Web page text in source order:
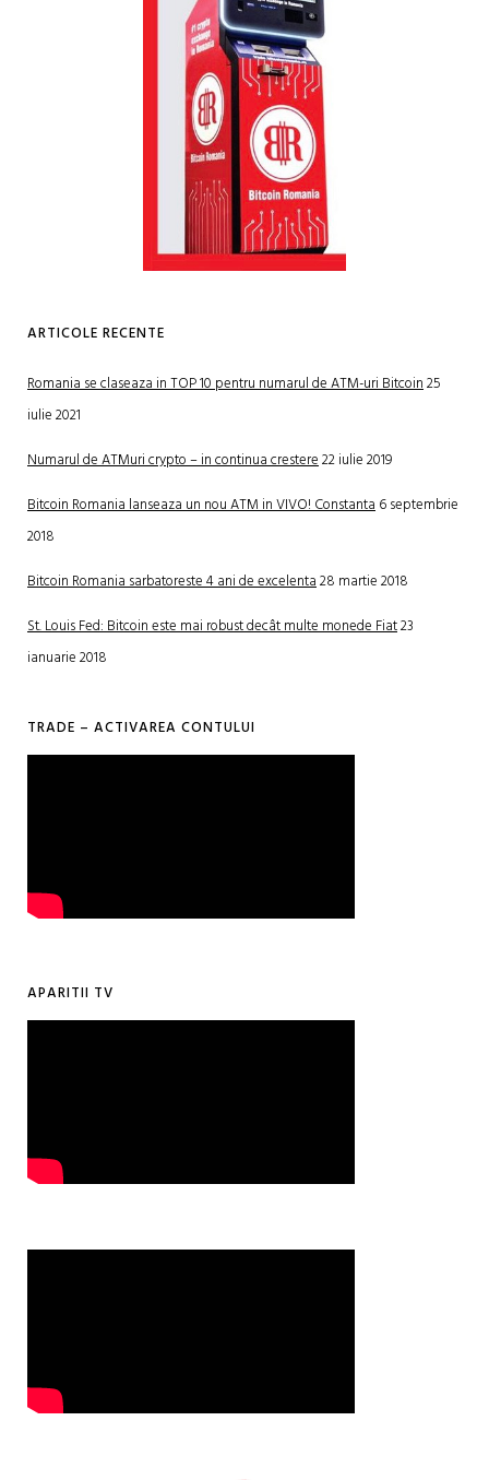
ARTICOLE RECENTE
Romania se claseaza in TOP 10 pentru numarul de ATM-uri Bitcoin25
iulie 2021
Numarul de ATMuri crypto – in continua crestere22 iulie 2019
Bitcoin Romania lanseaza un nou ATM in VIVO! Constanta6 septembrie
2018
Bitcoin Romania sarbatoreste 4 ani de excelenta28 martie 2018
St. Louis Fed: Bitcoin este mai robust decât multe monede Fiat23
ianuarie 2018
TRADE – ACTIVAREA CONTULUI
APARITII TV